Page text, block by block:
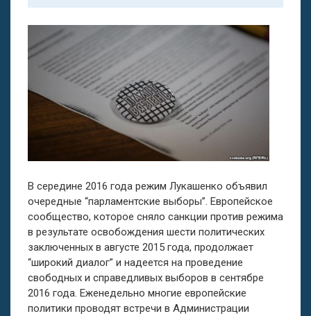
В середине 2016 года режим Лукашенко объявил
очередные “парламентские выборы”. Европейское
сообщество, которое сняло санкции против режима
в результате освобождения шести политических
заключенных в августе 2015 года, продолжает
“широкий диалог” и надеется на проведение
свободных и справедливых выборов в сентябре
2016 года. Еженедельно многие европейские
политики проводят встречи в Администрации